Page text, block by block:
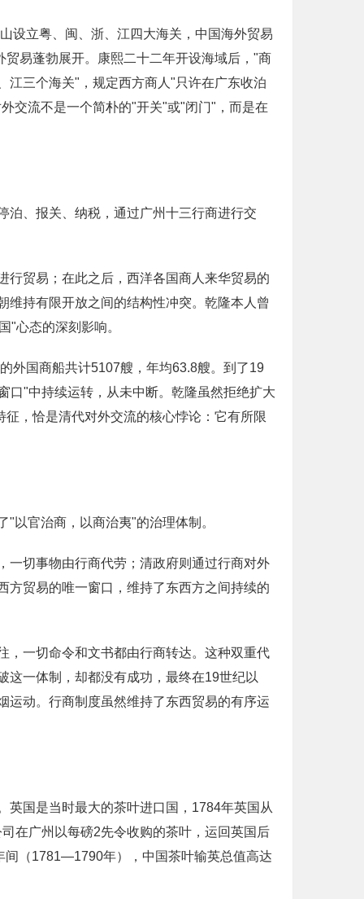
设立粤、闽、浙、江四大海关，中国海外贸易
易蓬勃展开。康熙二十二年开设海域后，"商
江三个海关"，规定西方商人"只许在广东收泊
交流不是一个简朴的"开关"或"闭门"，而是在
泊、报关、纳税，通过广州十三行商进行交
行贸易；在此之后，西洋各国商人来华贸易的
维持有限开放之间的结构性冲突。乾隆本人曾
"心态的深刻影响。
外国商船共计5107艘，年均63.8艘。到了19
口"中持续运转，从未中断。乾隆虽然拒绝扩大
，恰是清代对外交流的核心悖论：它有所限
以官治商，以商治夷"的治理体制。
一切事物由行商代劳；清政府则通过行商对外
方贸易的唯一窗口，维持了东西方之间持续的
，一切命令和文书都由行商转达。这种双重代
这一体制，却都没有成功，最终在19世纪以
运动。行商制度虽然维持了东西贸易的有序运
英国是当时最大的茶叶进口国，1784年英国从
在广州以每磅2先令收购的茶叶，运回英国后
（1781—1790年），中国茶叶输英总值高达